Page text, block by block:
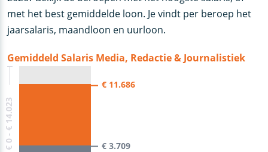
met het best gemiddelde loon. Je vindt per beroep het
jaarsalaris, maandloon en uurloon.
Gemiddeld Salaris Media, Redactie & Journalistiek
€ 0 - € 14.023
€ 11.686
€ 3.709